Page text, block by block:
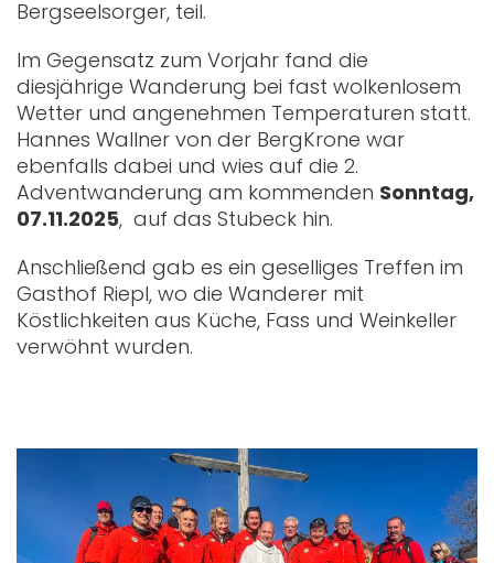
Bergseelsorger, teil.
Im Gegensatz zum Vorjahr fand die
diesjährige Wanderung bei fast wolkenlosem
Wetter und angenehmen Temperaturen statt.
Hannes Wallner von der BergKrone war
ebenfalls dabei und wies auf die 2.
Adventwanderung am kommenden Sonntag,
07.11.2025, auf das Stubeck hin.
Anschließend gab es ein geselliges Treffen im
Gasthof Riepl, wo die Wanderer mit
Köstlichkeiten aus Küche, Fass und Weinkeller
verwöhnt wurden.